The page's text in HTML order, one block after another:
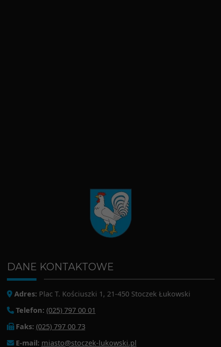
DANE KONTAKTOWE
Adres: Plac T. Kościuszki 1, 21-450 Stoczek Łukowski
Telefon: (025) 797 00 01
Faks: (025) 797 00 73
E-mail: miasto@stoczek-lukowski.pl